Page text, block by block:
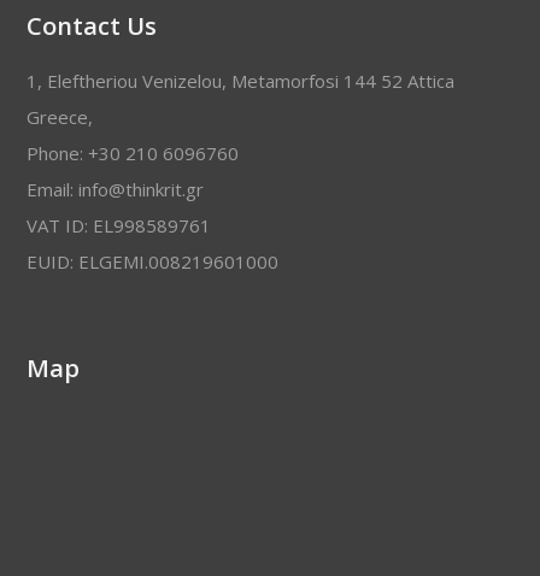
Contact Us
1, Eleftheriou Venizelou, Metamorfosi 144 52 Attica
Greece,
Phone: +30 210 6096760
Email: info@thinkrit.gr
VAT ID: EL998589761
EUID: ELGEMI.008219601000
Map